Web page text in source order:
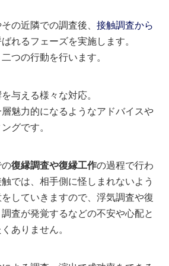
の近隣での調査後、接触調査から
ばれるフェーズを実施します。
つの行動を行います。
与える様々な対応。
魅力的になるようなアドバイスや
グです。
の復縁調査や復縁工作の過程で行わ
では、相手側に怪しまれないよう
していきますので、浮気調査や復
査が発覚するなどの不安や心配と
ありません。